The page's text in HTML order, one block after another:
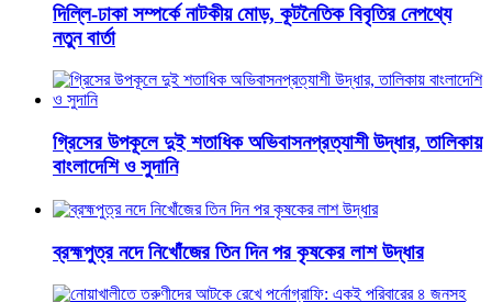
দিল্লি-ঢাকা সম্পর্কে নাটকীয় মোড়, কূটনৈতিক বিবৃতির নেপথ্যে
নতুন বার্তা
গ্রিসের উপকূলে দুই শতাধিক অভিবাসনপ্রত্যাশী উদ্ধার, তালিকায়
বাংলাদেশি ও সুদানি
ব্রহ্মপুত্র নদে নিখোঁজের তিন দিন পর কৃষকের লাশ উদ্ধার